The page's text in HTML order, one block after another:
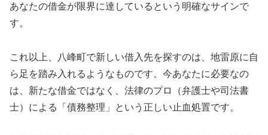
あなたの借金が限界に達しているという明確なサインで
す。
これ以上、八峰町で新しい借入先を探すのは、地雷原に自
ら足を踏み入れるようなものです。今あなたに必要なの
は、新たな借金ではなく、法律のプロ（弁護士や司法書
士）による「債務整理」という正しい止血処置です。